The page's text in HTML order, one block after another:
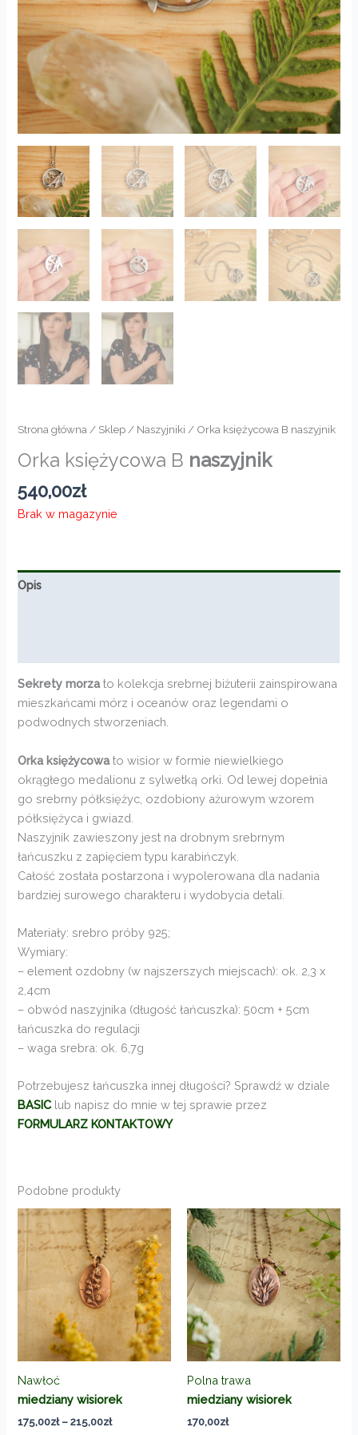
Strona główna / Sklep / Naszyjniki / Orka księżycowa B naszyjnik
Orka księżycowa B naszyjnik
540,00zł
Brak w magazynie
Opis
Sekrety morzato kolekcja srebrnej biżuterii zainspirowana
mieszkańcami mórz i oceanów oraz legendami o
podwodnych stworzeniach.
Orka księżycowato wisior w formie niewielkiego
okrągłego medalionu z sylwetką orki. Od lewej dopełnia
go srebrny półksiężyc, ozdobiony ażurowym wzorem
półksiężyca i gwiazd.
Naszyjnik zawieszony jest na drobnym srebrnym
łańcuszku z zapięciem typu karabińczyk.
Całość została postarzona i wypolerowana dla nadania
bardziej surowego charakteru i wydobycia detali.
Materiały: srebro próby 925;
Wymiary:
– element ozdobny (w najszerszych miejscach): ok. 2,3 x
2,4cm
– obwód naszyjnika (długość łańcuszka): 50cm + 5cm
łańcuszka do regulacji
– waga srebra: ok. 6,7g
Potrzebujesz łańcuszka innej długości? Sprawdź w dziale
BASIClub napisz do mnie w tej sprawie przez
FORMULARZ KONTAKTOWY
Podobne produkty
Nawłoć
miedziany wisiorek
175,00zł – 215,00złZakres
Polna trawa
miedziany wisiorek
170,00zł